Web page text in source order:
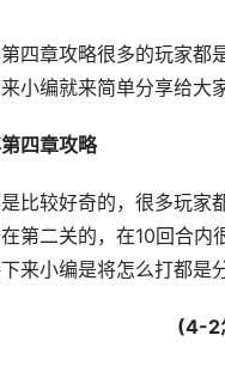
章攻略很多的玩家都
小编就来简单分享给大
四章攻略
较好奇的，很多玩家
第二关的，在10回合
来小编是将怎么打都是
(4-2